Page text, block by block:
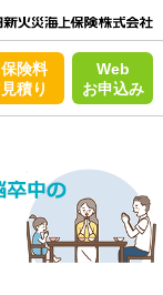
保険料
見積り
Web
お申込み